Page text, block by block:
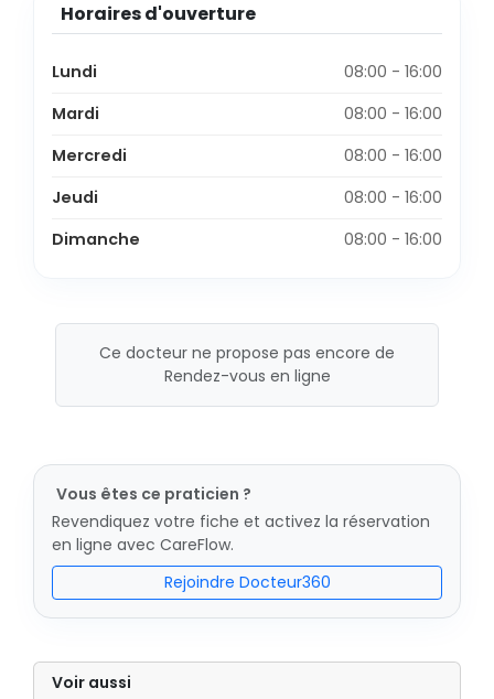
Horaires d'ouverture
Lundi
08:00 - 16:00
Mardi
08:00 - 16:00
Mercredi
08:00 - 16:00
Jeudi
08:00 - 16:00
Dimanche
08:00 - 16:00
Ce docteur ne propose pas encore de
Rendez-vous en ligne
Vous êtes ce praticien ?
Revendiquez votre fiche et activez la réservation
en ligne avec CareFlow.
Rejoindre Docteur360
Voir aussi